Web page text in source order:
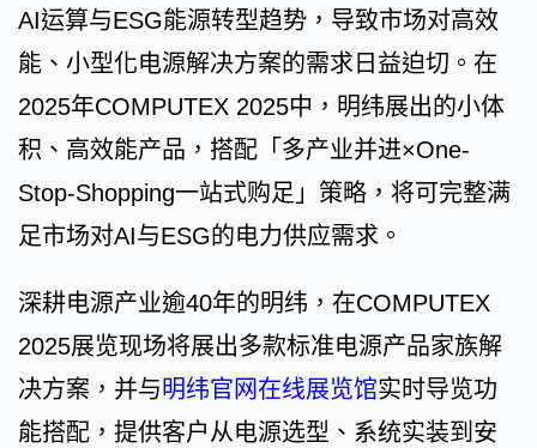
AI运算与ESG能源转型趋势，导致市场对高效
能、小型化电源解决方案的需求日益迫切。在
2025年COMPUTEX 2025中，明纬展出的小体
积、高效能产品，搭配「多产业并进×One-
Stop-Shopping一站式购足」策略，将可完整满
足市场对AI与ESG的电力供应需求。
深耕电源产业逾40年的明纬，在COMPUTEX
2025展览现场将展出多款标准电源产品家族解
决方案，并与明纬官网在线展览馆实时导览功
能搭配，提供客户从电源选型、系统实装到安